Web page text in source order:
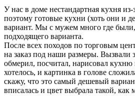
У нас в доме нестандартная кухня
поэтому готовые кухни (хоть они и
вариант. Мы с мужем много где
подходящего варианта.
После всех походов по торговым
на заказ под наши размеры. Вызвали
обмерил, посчитал, нарисовал кухню
хотелось, и картинка в голове
скажу, что это самый дешевый
вписалась и цвет выбрала такой, как